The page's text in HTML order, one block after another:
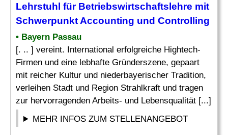
Lehrstuhl für Betriebswirtschaftslehre mit
Schwerpunkt Accounting und Controlling
• Bayern Passau
[. .. ] vereint. International erfolgreiche Hightech-
Firmen und eine lebhafte Gründerszene, gepaart
mit reicher Kultur und niederbayerischer Tradition,
verleihen Stadt und Region Strahlkraft und tragen
zur hervorragenden Arbeits- und Lebensqualität [...]
MEHR INFOS ZUM STELLENANGEBOT